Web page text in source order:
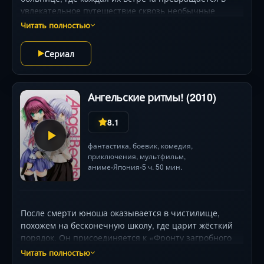
увлекательное путешествие сквозь необычные
повороты судьбы. На протяжении многих лет дядя
думали, а в мире волшебства и фантастики. Каждый
раз, когда Такафуми приходит, дядя оживает,
рассказывая о своих невероятных приключениях и
встречах с фантастическими существами.
Читать полностью
Сериал
Ангельские ритмы! (2010)
8.1
фантастика,боевик, комедия,
приключения, мультфильм,
аниме•Япония•5 ч. 50 мин.
После смерти юноша оказывается в чистилище,
похожем на бесконечную школу, где царит жёсткий
порядок. Он присоединяется к «Фронту загробного
мира» — отряду подростков, воюющих с загадочной
Читать полностью